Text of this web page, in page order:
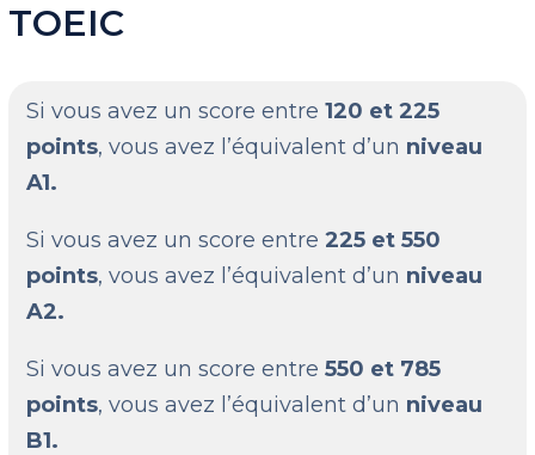
TOEIC
Si vous avez un score entre 120 et 225
points, vous avez l’équivalent d’un niveau
A1.
Si vous avez un score entre225 et 550
points, vous avez l’équivalent d’un niveau
A2.
Si vous avez un score entre550 et 785
points, vous avez l’équivalent d’un niveau
B1.